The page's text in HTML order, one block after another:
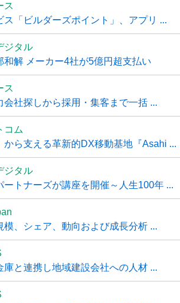
ス
「ビルダーズポイント」、アプリ ...
ジタル
解 メーカー4社が5億円超支払い
ス
会社探しから採用・集客まで一括 ...
コム
ら支える革新的DX移動基地『Asahi ...
ジタル
トナーズが講座を開催～人生100年 ...
、シェア、動向および成長分析 ...
と連携し地域建設会社への人材 ...